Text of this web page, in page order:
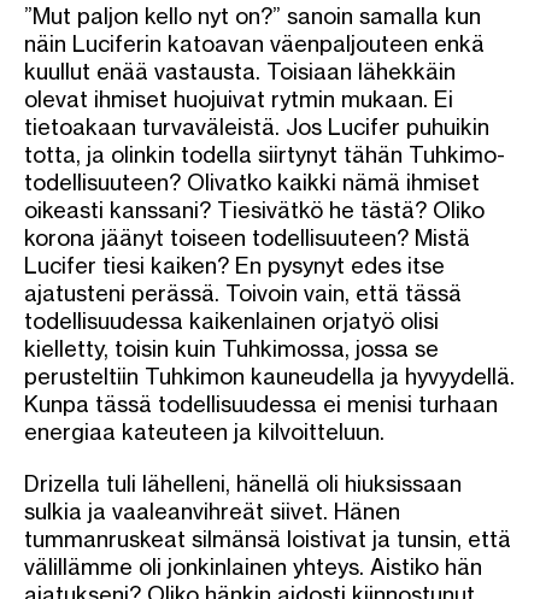
”Mut paljon kello nyt on?” sanoin samalla kun
näin Luciferin katoavan väenpaljouteen enkä
kuullut enää vastausta. Toisiaan lähekkäin
olevat ihmiset huojuivat rytmin mukaan. Ei
tietoakaan turvaväleistä. Jos Lucifer puhuikin
totta, ja olinkin todella siirtynyt tähän Tuhkimo-
todellisuuteen? Olivatko kaikki nämä ihmiset
oikeasti kanssani? Tiesivätkö he tästä? Oliko
korona jäänyt toiseen todellisuuteen? Mistä
Lucifer tiesi kaiken? En pysynyt edes itse
ajatusteni perässä. Toivoin vain, että tässä
todellisuudessa kaikenlainen orjatyö olisi
kielletty, toisin kuin Tuhkimossa, jossa se
perusteltiin Tuhkimon kauneudella ja hyvyydellä.
Kunpa tässä todellisuudessa ei menisi turhaan
energiaa kateuteen ja kilvoitteluun.
Drizella tuli lähelleni, hänellä oli hiuksissaan
sulkia ja vaaleanvihreät siivet. Hänen
tummanruskeat silmänsä loistivat ja tunsin, että
välillämme oli jonkinlainen yhteys. Aistiko hän